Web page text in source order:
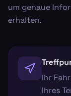
um genaue
erhalten.
Ihr
Ihres